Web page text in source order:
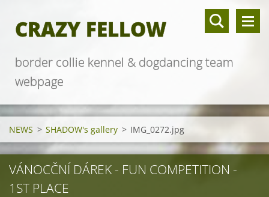
CRAZY FELLOW
border collie kennel & dogdancing team
webpage
NEWS > SHADOW's gallery > IMG_0272.jpg
VÁNOCČNÍ DÁREK - FUN COMPETITION -
1ST PLACE